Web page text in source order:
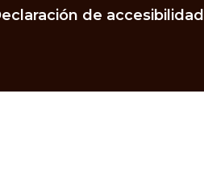
de accesibilidad